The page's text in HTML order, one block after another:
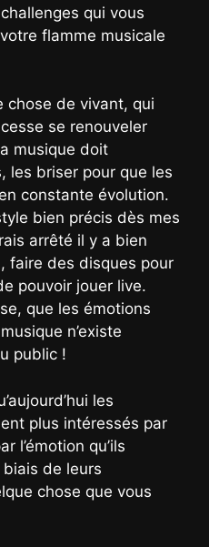
qui vous
flamme musicale
chose de vivant, qui
se renouveler
musique doit
les briser pour que les
constante évolution.
bien précis dès mes
arrêté il y a bien
faire des disques pour
pouvoir jouer live.
que les émotions
n’existe
public !
les
plus intéressés par
l’émotion qu’ils
de leurs
chose que vous